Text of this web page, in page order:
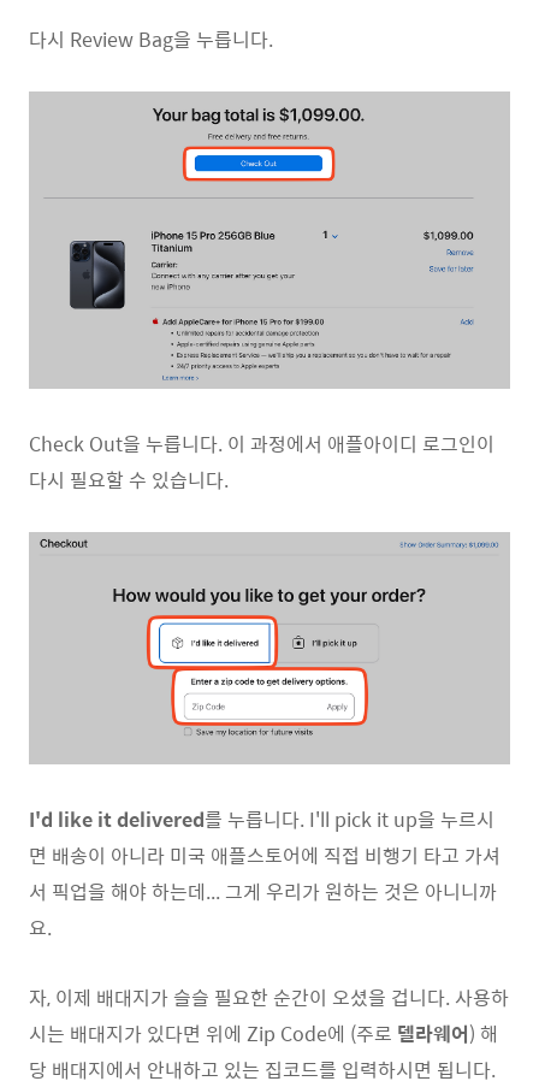
다시 Review Bag을 누릅니다.
Check Out을 누릅니다. 이 과정에서 애플아이디 로그인이
다시 필요할 수 있습니다.
I'd like it delivered를 누릅니다. I'll pick it up을 누르시
면 배송이 아니라 미국 애플스토어에 직접 비행기 타고 가셔
서 픽업을 해야 하는데... 그게 우리가 원하는 것은 아니니까
요.
자, 이제 배대지가 슬슬 필요한 순간이 오셨을 겁니다. 사용하
시는 배대지가 있다면 위에 Zip Code에 (주로 델라웨어) 해
당 배대지에서 안내하고 있는 집코드를 입력하시면 됩니다.